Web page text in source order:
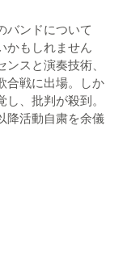
バンドについて
かもしれません
スと演奏技術、
合戦に出場。しか
、批判が殺到。
降活動自粛を余儀